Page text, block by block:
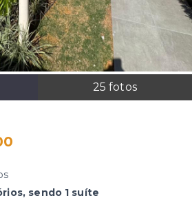
25 fotos
sendo 1 suíte